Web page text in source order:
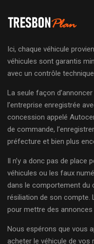
Ici, chaque véhicule
véhicules sont garantis
avec un contrôle
La seule façon
l’entreprise enregistrée
concession appelé
de commande,
préfecture et bien plus
Il n’y a donc pas de place
véhicules ou les faux
dans le comportement du
résiliation de son compte.
pour mettre des
Nous espérons que vous
acheter le véhicule de vos